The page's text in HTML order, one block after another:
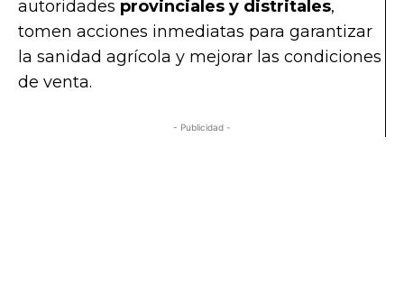
autoridades provinciales y distritales,
tomen acciones inmediatas para garantizar
la sanidad agrícola y mejorar las condiciones
de venta.
- Publicidad -